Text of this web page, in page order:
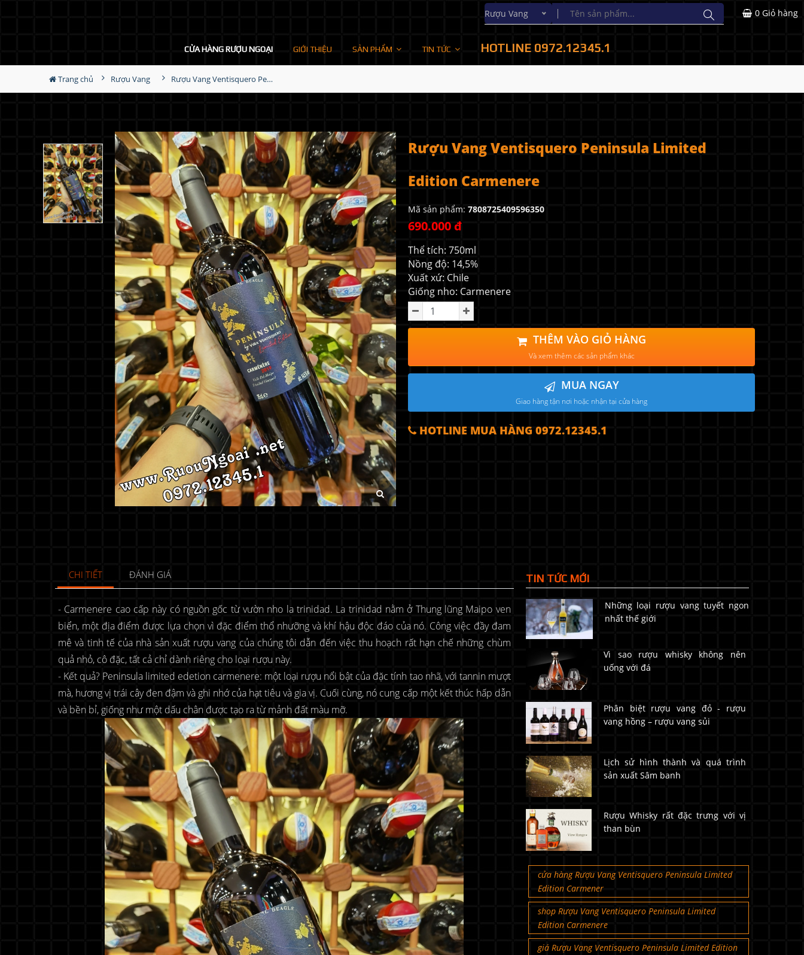
Rượu Vang
CỬA HÀNG RƯỢU NGOẠI GIỚI THIỆU SẢN PHẨM TIN TỨC HOTLINE 0972.12345.1
0 Giỏ hàng
Trang chủ Rượu Vang Rượu Vang Ventisquero Peninsula Limited Edition Carmenere
Rượu Vang Ventisquero Peninsula Limited
Edition Carmenere
Mã sản phẩm: 7808725409596350
690.000 đ
Thể tích: 750ml
Nồng độ: 14,5%
Xuất xứ: Chile
Giống nho: Carmenere
THÊM VÀO GIỎ HÀNG
Và xem thêm các sản phẩm khác
MUA NGAY
Giao hàng tận nơi hoặc nhận tại cửa hàng
HOTLINE MUA HÀNG 0972.12345.1
CHI TIẾT ĐÁNH GIÁ
- Carmenere cao cấp này có nguồn gốc từ vườn nho la trinidad. La trinidad nằm ở Thung lũng Maipo ven
biển, một địa điểm được lựa chọn vì đặc điểm thổ nhưỡng và khí hậu độc đáo của nó. Công việc đầy đam
mê và tinh tế của nhà sản xuất rượu vang của chúng tôi dẫn đến việc thu hoạch rất hạn chế những chùm
quả nhỏ, cô đặc, tất cả chỉ dành riêng cho loại rượu này.
- Kết quả? Peninsula limited edetion carmenere: một loại rượu nổi bật của đặc tính tao nhã, với tannin mượt
mà, hương vị trái cây đen đậm và ghi nhớ của hạt tiêu và gia vị. Cuối cùng, nó cung cấp một kết thúc hấp dẫn
và bền bỉ, giống như một dấu chân được tạo ra từ mảnh đất màu mỡ.
TIN TỨC MỚI
Những loại rượu vang tuyết ngon
nhất thế giới
Vì sao rượu whisky không nên
uống với đá
Phân biệt rượu vang đỏ - rượu
vang hồng – rượu vang sủi
Lịch sử hình thành và quá trình
sản xuất Sâm banh
Rượu Whisky rất đặc trưng với vị
than bùn
cửa hàng Rượu Vang Ventisquero Peninsula Limited
Edition Carmener
shop Rượu Vang Ventisquero Peninsula Limited
Edition Carmenere
giá Rượu Vang Ventisquero Peninsula Limited Edition